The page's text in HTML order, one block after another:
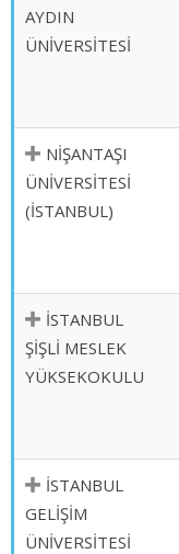
AYDIN
ÜNİVERSİTESİ
NİŞANTAŞI
ÜNİVERSİTESİ
(İSTANBUL)
İSTANBUL
ŞİŞLİ MESLEK
YÜKSEKOKULU
İSTANBUL
GELİŞİM
ÜNİVERSİTESİ